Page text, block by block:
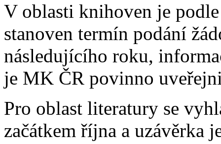
V oblasti knihoven je
stanoven termín podání
následujícího roku,
je MK ČR povinno
Pro oblast literatury se
začátkem října a uzávěrka